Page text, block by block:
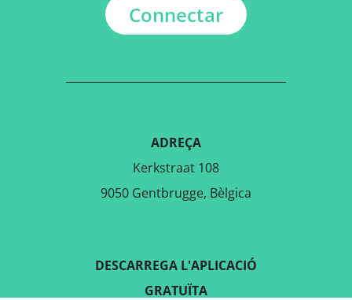
Connectar
ADREÇA
Kerkstraat 108
9050 Gentbrugge, Bèlgica
DESCARREGA L'APLICACIÓ
GRATUÏTA